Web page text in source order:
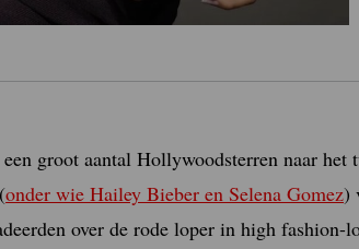
groot aantal Hollywoodsterren naar het
onder wie Hailey Bieber en Selena Gomez)
over de rode loper in high fashion-